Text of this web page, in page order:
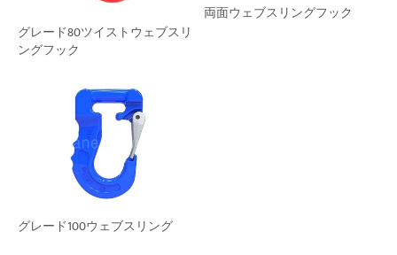
グレード80ツイストウェブスリ
ングフック
両面ウェブスリングフック
グレード100ウェブスリング